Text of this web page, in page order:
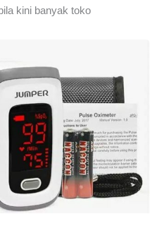
kini banyak toko